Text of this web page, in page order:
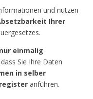
und nutzen
Ihrer
einmalig
Sie Ihre Daten
in selber
anführen.